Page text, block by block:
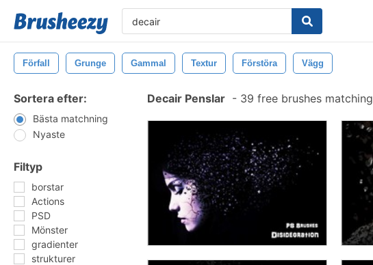
Förfall Grunge Gammal Textur Förstöra Vägg
Sortera efter:
Bästa matchning
Nyaste
Filtyp
borstar
Actions
PSD
Mönster
gradienter
strukturer
Decair Penslar - 39 free brushes matching